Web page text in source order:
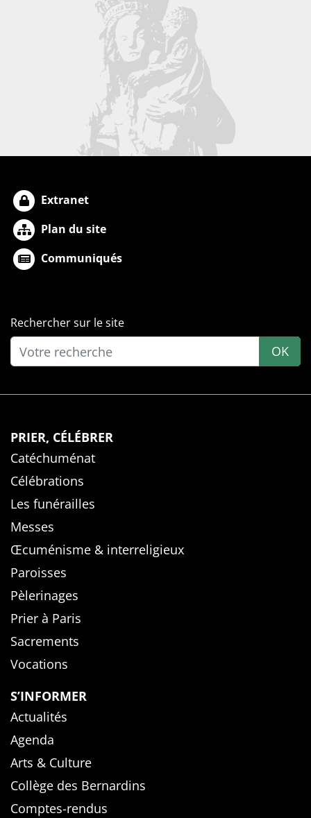
Extranet
Plan du site
Communiqués
Rechercher sur le site
OK
PRIER, CÉLÉBRER
Catéchuménat
Célébrations
Les funérailles
Messes
Œcuménisme & interreligieux
Paroisses
Pèlerinages
Prier à Paris
Sacrements
Vocations
S’INFORMER
Actualités
Agenda
Arts & Culture
Collège des Bernardins
Comptes-rendus